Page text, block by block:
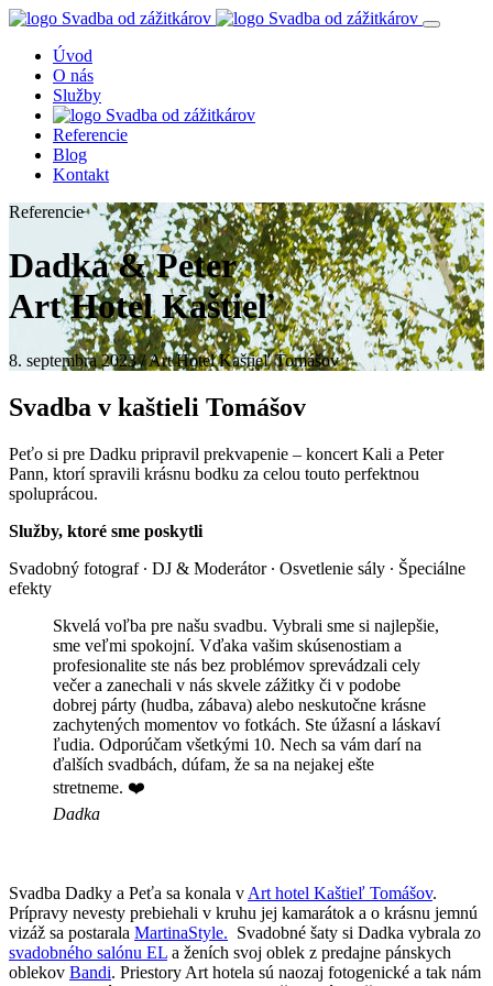
Úvod
O nás
Služby
Referencie
Blog
Kontakt
Referencie
Dadka & Peter
Art Hotel Kaštieľ
8. septembra 2023 / Art Hotel Kaštieľ Tomášov
Svadba v kaštieli Tomášov
Peťo si pre Dadku pripravil prekvapenie – koncert Kali a Peter
Pann, ktorí spravili krásnu bodku za celou touto perfektnou
spoluprácou.
Služby, ktoré sme poskytli
Svadobný fotograf ∙ DJ & Moderátor ∙ Osvetlenie sály ∙ Špeciálne
efekty
Skvelá voľba pre našu svadbu. Vybrali sme si najlepšie,
sme veľmi spokojní. Vďaka vašim skúsenostiam a
profesionalite ste nás bez problémov sprevádzali cely
večer a zanechali v nás skvele zážitky či v podobe
dobrej párty (hudba, zábava) alebo neskutočne krásne
zachytených momentov vo fotkách. Ste úžasní a láskaví
ľudia. Odporúčam všetkými 10. Nech sa vám darí na
ďalších svadbách, dúfam, že sa na nejakej ešte
stretneme. ❤️
Dadka
Svadba Dadky a Peťa sa konala v Art hotel Kaštieľ Tomášov.
Prípravy nevesty prebiehali v kruhu jej kamarátok a o krásnu jemnú
vizáž sa postarala MartinaStyle. Svadobné šaty si Dadka vybrala zo
svadobného salónu EL a ženích svoj oblek z predajne pánskych
oblekov Bandi. Priestory Art hotela sú naozaj fotogenické a tak nám